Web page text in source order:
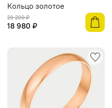
Кольцо золотое
29 200 ₽
18 980 ₽